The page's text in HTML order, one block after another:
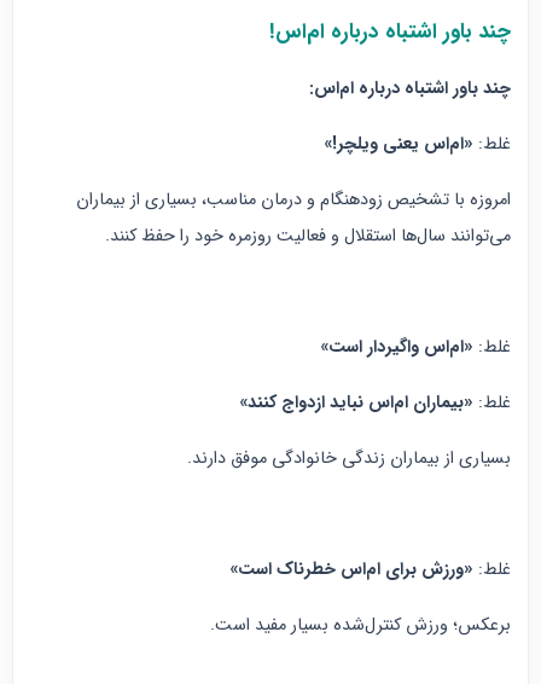
چند باور اشتباه درباره ام‌اس!
چند باور اشتباه درباره ام‌اس:
غلط: «ام‌اس یعنی ویلچر!»
امروزه با تشخیص زودهنگام و درمان مناسب، بسیاری از بیماران
می‌توانند سال‌ها استقلال و فعالیت روزمره خود را حفظ کنند.
غلط: «ام‌اس واگیردار است»
غلط: «بیماران ام‌اس نباید ازدواج کنند»
بسیاری از بیماران زندگی خانوادگی موفق دارند.
غلط: «ورزش برای ام‌اس خطرناک است»
برعکس؛ ورزش کنترل‌شده بسیار مفید است.